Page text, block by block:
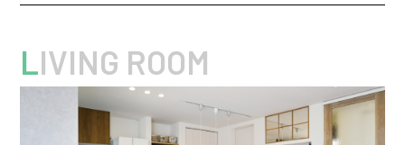
LIVING ROOM